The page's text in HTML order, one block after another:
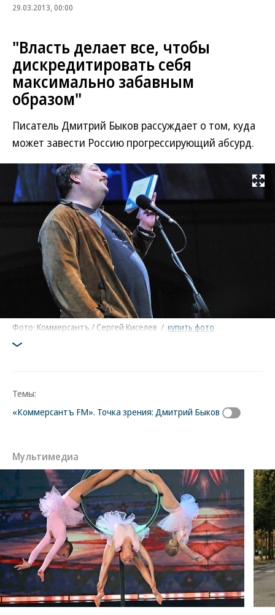
29.03.2013, 00:00
"Власть делает все, чтобы
дискредитировать себя
максимально забавным
образом"
Писатель Дмитрий Быков рассуждает о том, куда
может завести Россию прогрессирующий абсурд.
Развернуть
Фото: Коммерсантъ / Сергей Киселев / купить фото
Темы:
«Коммерсантъ FM». Точка зрения: Дмитрий Быков
Мультимедиа